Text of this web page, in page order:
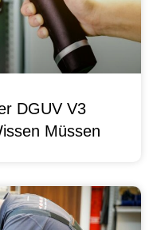
DGUV V3
Müssen